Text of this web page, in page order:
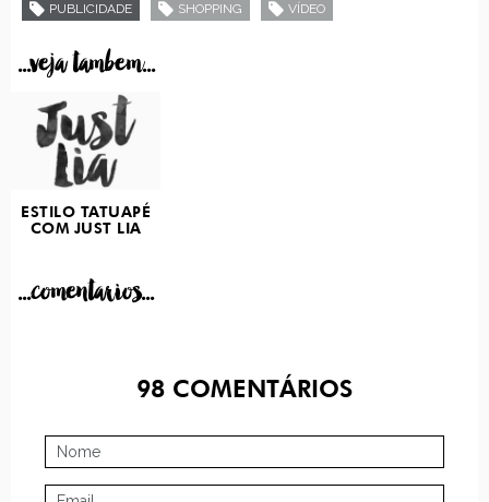
PUBLICIDADE SHOPPING VÍDEO
...veja tambem...
ESTILO TATUAPÉ
COM JUST LIA
...comentarios...
98 COMENTÁRIOS